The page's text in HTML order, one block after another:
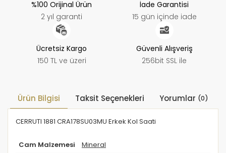
%100 Orijinal Ürün
2 yıl garanti
İade Garantisi
15 gün içinde iade
Ücretsiz Kargo
150 TL ve üzeri
Güvenli Alışveriş
256bit SSL ile
Ürün Bilgisi Taksit Seçenekleri Yorumlar (0)
CERRUTI 1881 CRA178SU03MU Erkek Kol Saati
Cam Malzemesi Mineral